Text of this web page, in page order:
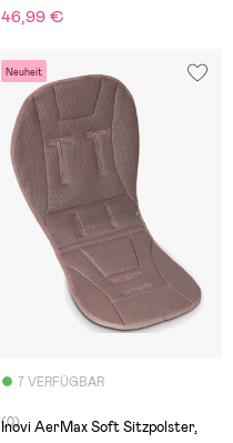
46,99 €
Neuheit
7 VERFÜGBAR
(0)
Inovi AerMax Soft Sitzpolster,